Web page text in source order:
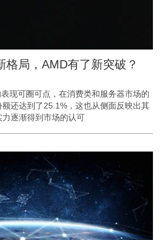
格局，AMD有了新突破？
现可圈可点，在消费类和服务器市场的
还达到了25.1%，这也从侧面反映出其
逐渐得到市场的认可